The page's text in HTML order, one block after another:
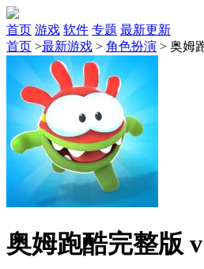
首页 游戏 软件 专题 最新更新
首页 >最新游戏 > 角色扮演 > 奥姆
奥姆跑酷完整版